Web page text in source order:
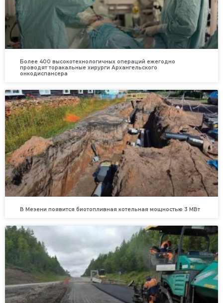
Более 400 высокотехнологичных операций ежегодно
проводят торакальные хирурги Архангельского
онкодиспансера
В Мезени появится биотопливная котельная мощностью 3 МВт